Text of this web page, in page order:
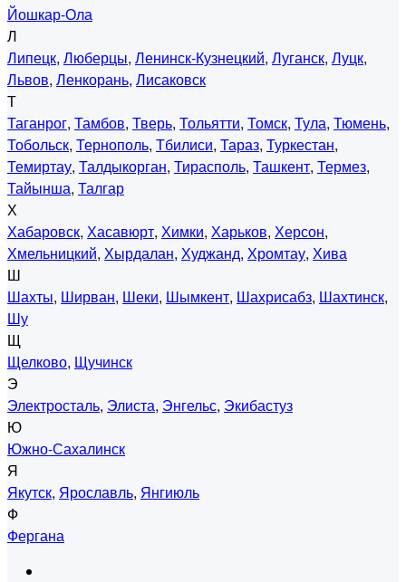
Йошкар-Ола
Л
Липецк, Люберцы, Ленинск-Кузнецкий, Луганск, Луцк,
Львов, Ленкорань, Лисаковск
Т
Таганрог, Тамбов, Тверь, Тольятти, Томск, Тула, Тюмень,
Тобольск, Тернополь, Тбилиси, Тараз, Туркестан,
Темиртау, Талдыкорган, Тирасполь, Ташкент, Термез,
Тайынша, Талгар
Х
Хабаровск, Хасавюрт, Химки, Харьков, Херсон,
Хмельницкий, Хырдалан, Худжанд, Хромтау, Хива
Ш
Шахты, Ширван, Шеки, Шымкент, Шахрисабз, Шахтинск,
Шу
Щ
Щелково, Щучинск
Э
Электросталь, Элиста, Энгельс, Экибастуз
Ю
Южно-Сахалинск
Я
Якутск, Ярославль, Янгиюль
Ф
Фергана